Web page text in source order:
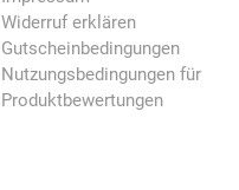
Widerruf erklären
Gutscheinbedingungen
Nutzungsbedingungen für
Produktbewertungen